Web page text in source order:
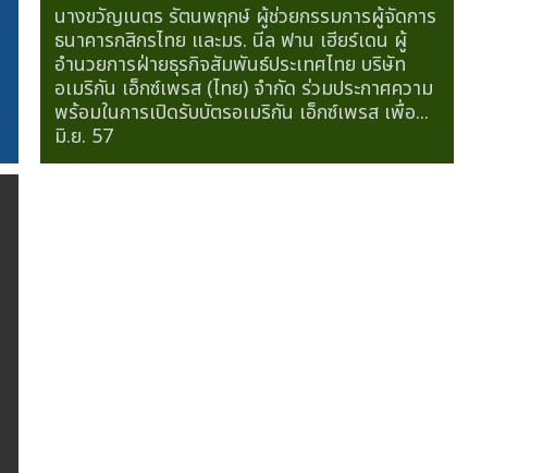
นางขวัญเนตร รัตนพฤกษ์ ผู้ช่วยกรรมการผู้จัดการ
ธนาคารกสิกรไทย และมร. นีล ฟาน เฮียร์เดน ผู้
อำนวยการฝ่ายธุรกิจสัมพันธ์ประเทศไทย บริษัท
อเมริกัน เอ็กซ์เพรส (ไทย) จำกัด ร่วมประกาศความ
พร้อมในการเปิดรับบัตรอเมริกัน เอ็กซ์เพรส เพื่อ...
มิ.ย. 57